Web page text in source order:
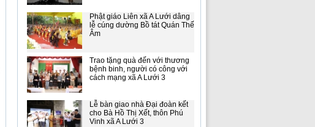
Phật giáo Liên xã A Lưới dâng
lễ cúng dường Bồ tát Quán Thế
Âm
Trao tặng quà đến với thương
bệnh binh, người có công với
cách mạng xã A Lưới 3
Lễ bàn giao nhà Đại đoàn kết
cho Bà Hồ Thị Xết, thôn Phú
Vinh xã A Lưới 3